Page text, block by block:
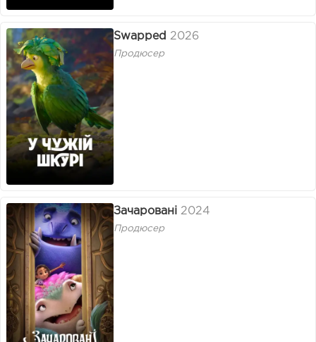
Swapped 2026
Продюсер
Зачаровані 2024
Продюсер